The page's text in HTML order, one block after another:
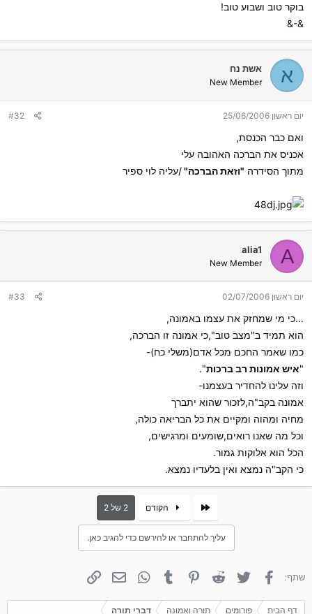
בוקר טוב ושבוע טוב!
&-&
א אשת נח
New Member
יום ראשון 25/06/2006 #32
ואם כבר הכנסת,
אכניס את הברכה האהובה עלי
מתוך הסידרה "וזאת הברכה"/עליה לוי ספיר
A
alia1
New Member
יום ראשון 02/07/2006 #33
...כי מי שמחזק את עצמו באמונה,
הוא תמיד ב"מצב טוב",כי אמונה זו הברכה,
כמו שאמר החכם מכל אדם(משלי כח)-
"איש אמונות רב ברכות".
וזה עלינו להחדיר בעצמנו-
אמונה בקב"ה,לזכור שהוא יתברך
מחיה ומהוה ומקיים את כל הבריאה כולה,
וכל מה שאנו רואים,שומעים ומרגישים,
הכל הוא אלוקות גמור.
כי הקב"ה נמצא ואין בלעדיו נמצא.
הקודם 2 של 2
עליך להתחבר או להירשם כדי להגיב כאן.
שתף: פייסבוק טוויטר Reddit פינטרסט Tumblr
WhatsApp
אימייל
דף הבית פורומים תורה ואמונה דברי תורה